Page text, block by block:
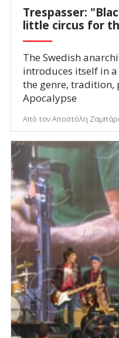
Trespasser:
little circus for
The Swedish
introduces itself in
the genre, tradition,
Apocalypse
Από τον Αποστόλη